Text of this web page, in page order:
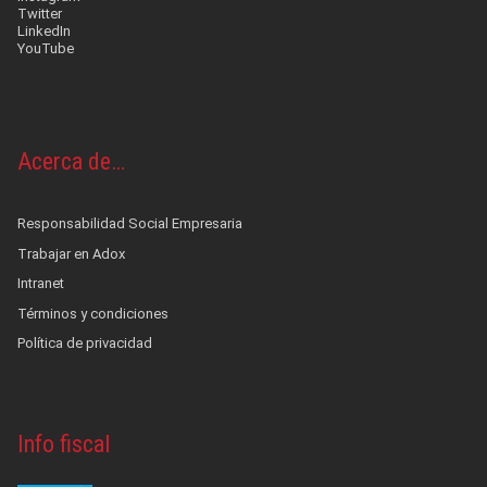
Twitter
LinkedIn
YouTube
Acerca de…
Responsabilidad Social Empresaria
Trabajar en Adox
Intranet
Términos y condiciones
Política de privacidad
Info fiscal